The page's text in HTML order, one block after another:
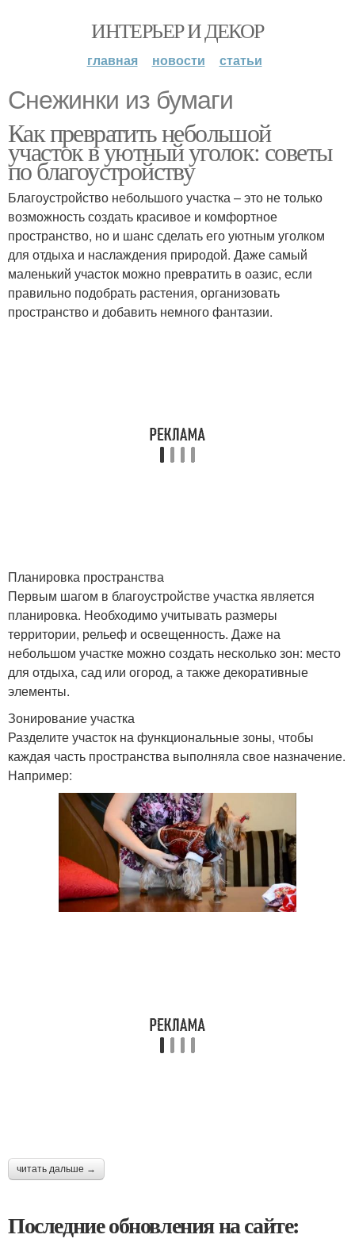
ИНТЕРЬЕР И ДЕКОР
главная новости статьи
Снежинки из бумаги
Как превратить небольшой
участок в уютный уголок: советы
по благоустройству
Благоустройство небольшого участка – это не только
возможность создать красивое и комфортное
пространство, но и шанс сделать его уютным уголком
для отдыха и наслаждения природой. Даже самый
маленький участок можно превратить в оазис, если
правильно подобрать растения, организовать
пространство и добавить немного фантазии.
Планировка пространства
Первым шагом в благоустройстве участка является
планировка. Необходимо учитывать размеры
территории, рельеф и освещенность. Даже на
небольшом участке можно создать несколько зон: место
для отдыха, сад или огород, а также декоративные
элементы.
Зонирование участка
Разделите участок на функциональные зоны, чтобы
каждая часть пространства выполняла свое назначение.
Например:
читать дальше →
Последние обновления на сайте: